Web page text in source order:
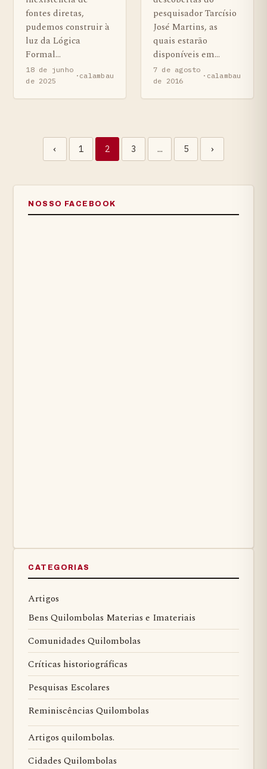
fontes diretas,
pudemos construir à
luz da Lógica
Formal…
18 de junho
de 2025
· calambau
pesquisador Tarcísio
José Martins, as
quais estarão
disponíveis em…
7 de agosto
de 2016
· calambau
Navegação de
‹ 1 2 3 … 5 ›
NOSSO FACEBOOK
CATEGORIAS
Artigos
Bens Quilombolas Materias e Imateriais
Comunidades Quilombolas
Críticas historiográficas
Pesquisas Escolares
Reminiscências Quilombolas
Artigos quilombolas.
Cidades Quilombolas